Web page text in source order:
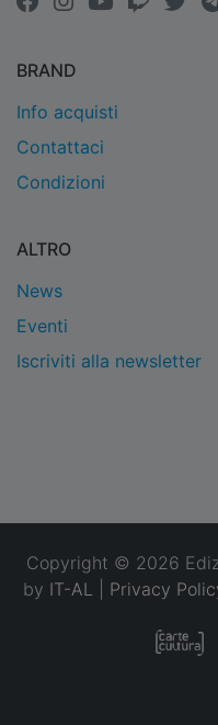
BRAND
Info acquisti
Contattaci
Condizioni
ALTRO
News
Eventi
Iscriviti alla newsletter
Copyright © 2026
by IT-AL Privacy